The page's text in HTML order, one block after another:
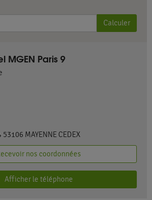
Calculer
MGEN Paris 9
MAYENNE CEDEX
nos coordonnées
Afficher le téléphone